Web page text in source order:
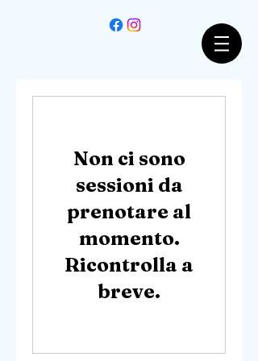
Non ci sono
sessioni da
prenotare al
momento.
Ricontrolla a
breve.